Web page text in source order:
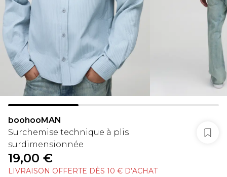
boohooMAN
Surchemise technique à plis
surdimensionnée
19,00 €
LIVRAISON OFFERTE DÈS 10 € D’ACHAT